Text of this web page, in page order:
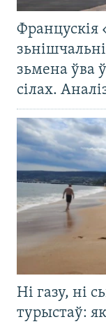
Францускія
зьмена ўва
сілах.
Ні газу, ні
турыстаў: